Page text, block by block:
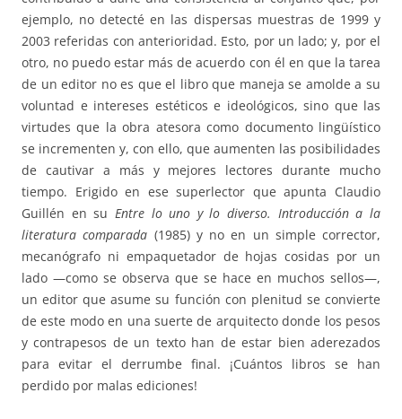
ejemplo, no detecté en las dispersas muestras de 1999 y
2003 referidas con anterioridad. Esto, por un lado; y, por el
otro, no puedo estar más de acuerdo con él en que la tarea
de un editor no es que el libro que maneja se amolde a su
voluntad e intereses estéticos e ideológicos, sino que las
virtudes que la obra atesora como documento lingüístico
se incrementen y, con ello, que aumenten las posibilidades
de cautivar a más y mejores lectores durante mucho
tiempo. Erigido en ese superlector que apunta Claudio
Guillén en su Entre lo uno y lo diverso. Introducción a la
literatura comparada (1985) y no en un simple corrector,
mecanógrafo ni empaquetador de hojas cosidas por un
lado —como se observa que se hace en muchos sellos—,
un editor que asume su función con plenitud se convierte
de este modo en una suerte de arquitecto donde los pesos
y contrapesos de un texto han de estar bien aderezados
para evitar el derrumbe final. ¡Cuántos libros se han
perdido por malas ediciones!